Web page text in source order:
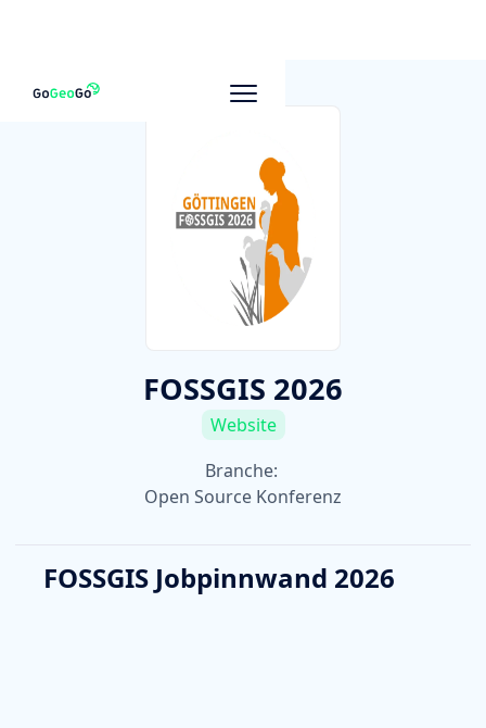
Zu anderen Unternehmen
FOSSGIS 2026
Website
Branche:
Open Source Konferenz
FOSSGIS Jobpinnwand 2026